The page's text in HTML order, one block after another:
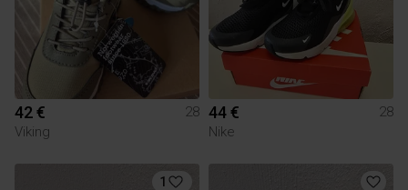
42 €
28
Viking
44 €
28
Nike
1